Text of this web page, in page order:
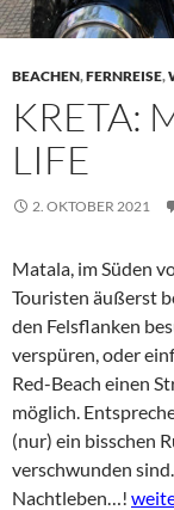
BEACHEN,FERNREISE,
KRETA:
LIFE
2. OKTOBER 2021
Matala, im Süden
Touristen äußerst
den Felsflanken
verspüren, oder
Red-Beach einen
möglich.
(nur) ein bisschen
verschwunden
Nachtleben…!